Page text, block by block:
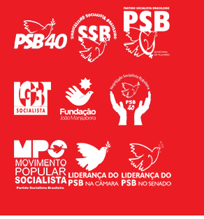
opens
in
opens
in
opens
in
new
opens
in
new
opens
in
window